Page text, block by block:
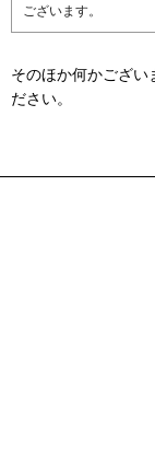
ございます。
そのほか何かござい
ださい。